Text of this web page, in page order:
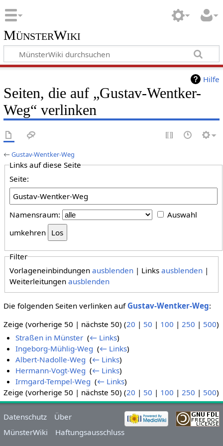
MünsterWiki
Hilfe
Seiten, die auf „Gustav-Wentker-
Weg“ verlinken
←Gustav-Wentker-Weg
Links auf diese Seite
Seite:
Namensraum:
Auswahl
umkehren
Filter
Vorlageneinbindungenausblenden | Linksausblenden |
Weiterleitungenausblenden
Die folgenden Seiten verlinken auf Gustav-Wentker-Weg:
Zeige (vorherige 50 | nächste 50) (20 | 50 | 100 | 250 | 500)
Straßen in Münster ‎(← Links)
Ingeborg-Mühlig-Weg ‎(← Links)
Albert-Nadolle-Weg ‎(← Links)
Hermann-Vogt-Weg ‎(← Links)
Irmgard-Tempel-Weg ‎(← Links)
Zeige (vorherige 50 | nächste 50) (20 | 50 | 100 | 250 | 500)
Datenschutz
Über
MünsterWiki
Haftungsausschluss